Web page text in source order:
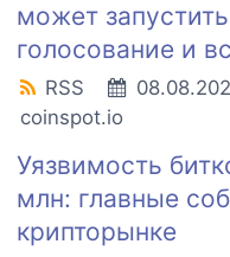
может
голосование и
RSS
coinspot.io
Уязвимость
млн: главные
крипторынке